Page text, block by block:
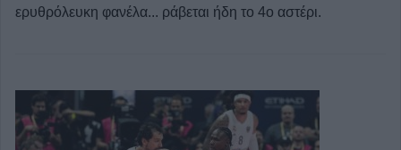
ερυθρόλευκη φανέλα... ράβεται ήδη το 4ο αστέρι.